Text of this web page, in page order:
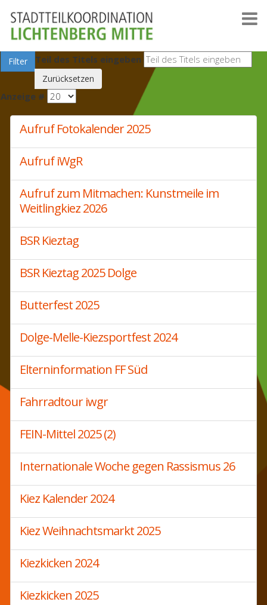
Teil des Titels eingeben
Filter
Zurücksetzen
Anzeige #
Aufruf Fotokalender 2025
Aufruf iWgR
Aufruf zum Mitmachen: Kunstmeile im
Weitlingkiez 2026
BSR Kieztag
BSR Kieztag 2025 Dolge
Butterfest 2025
Dolge-Melle-Kiezsportfest 2024
Elterninformation FF Süd
Fahrradtour iwgr
FEIN-Mittel 2025 (2)
Internationale Woche gegen Rassismus 26
Kiez Kalender 2024
Kiez Weihnachtsmarkt 2025
Kiezkicken 2024
Kiezkicken 2025